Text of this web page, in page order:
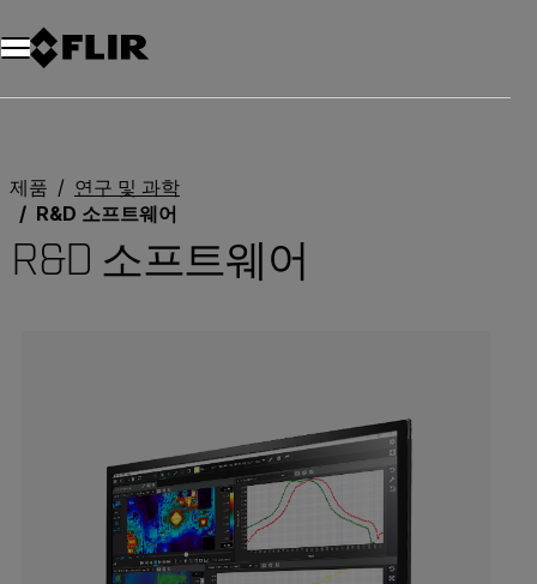
제품
연구 및 과학
R&D 소프트웨어
R&D 소프트웨어